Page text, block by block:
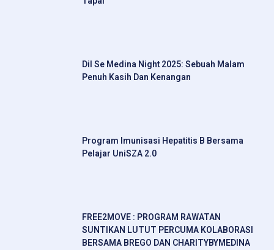
Dil Se Medina Night 2025: Sebuah Malam
Penuh Kasih Dan Kenangan
Program Imunisasi Hepatitis B Bersama
Pelajar UniSZA 2.0
FREE2MOVE : PROGRAM RAWATAN
SUNTIKAN LUTUT PERCUMA KOLABORASI
BERSAMA BREGO DAN CHARITYBYMEDINA